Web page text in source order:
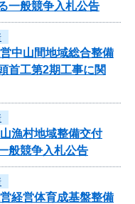
一般競争入札公告
中山間地域総合整備
工第2期工事に関
漁村地域整備交付
般競争入札公告
経営体育成基盤整備